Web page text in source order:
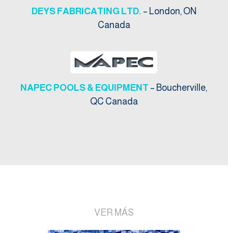
DEYS FABRICATING LTD. – London, ON
Canada
NAPEC POOLS & EQUIPMENT – Boucherville,
QC Canada
VER MÁS